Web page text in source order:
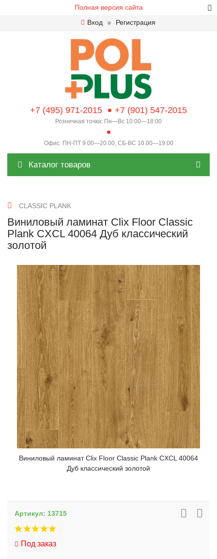
Полная версия сайта
Вход
Регистрация
+7 (495) 971-2015 +7 (901) 547-2015
Розничная точка: Пн—Вс 10:00—18:00
Офис: ПН-ПТ 9.00—20.00, СБ-ВС 10.00—19.00
Каталог товаров
CLASSIC PLANK
Виниловый ламинат Clix Floor Classic
Plank CXCL 40064 Дуб классический
золотой
Виниловый ламинат Clix Floor Classic Plank CXCL 40064
Дуб классический золотой
Артикул: 13715
Под заказ